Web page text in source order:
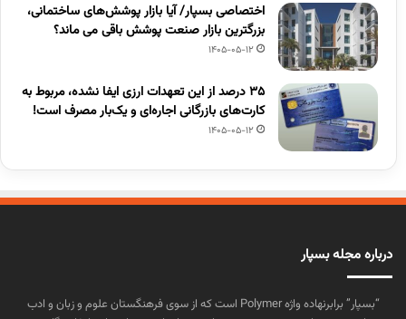
اختصاصی بسپار/ آیا بازار پوشش‌های ساختمانی،
بزرگترین بازار صنعت پوشش باقی می ماند؟
1405-05-12
۳۵ درصد از این تعهدات ارزی ایفا نشده، مربوط به
کارت‌های بازرگانی اجاره‌ای و یک‌بار مصرف است!
1405-05-12
درباره مجله بسپار
“بسپار” برابرنهاده واژه Polymer است که از سوی فرهنگستان علوم و زبان و ادب